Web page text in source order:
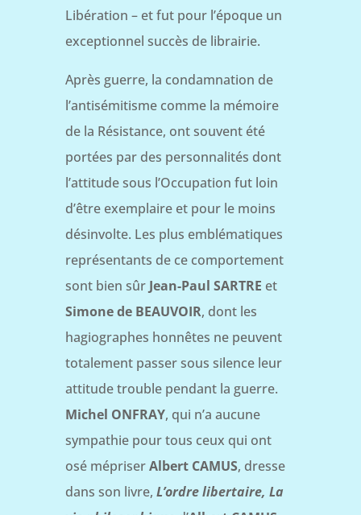
Libération – et fut pour l’époque un
exceptionnel succès de librairie.
Après guerre, la condamnation de
l’antisémitisme comme la mémoire
de la Résistance, ont souvent été
portées par des personnalités dont
l’attitude sous l’Occupation fut loin
d’être exemplaire et pour le moins
désinvolte. Les plus emblématiques
représentants de ce comportement
sont bien sûr Jean-Paul SARTRE et
Simone de BEAUVOIR, dont les
hagiographes honnêtes ne peuvent
totalement passer sous silence leur
attitude trouble pendant la guerre.
Michel ONFRAY, qui n’a aucune
sympathie pour tous ceux qui ont
osé mépriserAlbert CAMUS, dresse
dans son livre, L’ordre libertaire, La